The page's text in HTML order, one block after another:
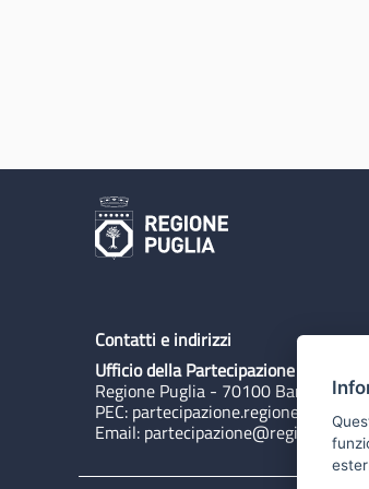
Contatti e indirizzi
Ufficio della Partecipazione
Regione Puglia - 70100 Bari,
PEC:
Email: